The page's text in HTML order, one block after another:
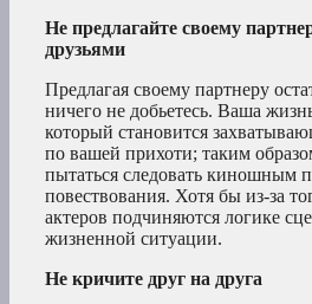
Не предлагайте своему
друзьями
Предлагая своему партнеру
ничего не добьетесь. Ваша
который становится
по вашей прихоти; таким
пытаться следовать киношным
повествования. Хотя бы из-за
актеров подчиняются логике
жизненной ситуации.
Не кричите друг на друга